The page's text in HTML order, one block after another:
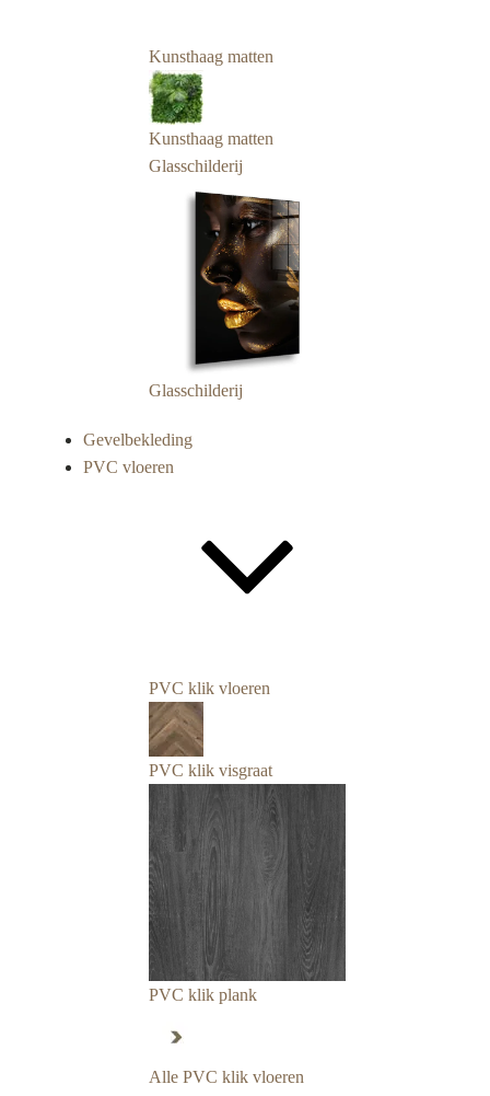
Kunsthaag matten
Kunsthaag matten
Glasschilderij
Glasschilderij
Gevelbekleding
PVC vloeren
PVC klik vloeren
PVC klik visgraat
PVC klik plank
Alle PVC klik vloeren